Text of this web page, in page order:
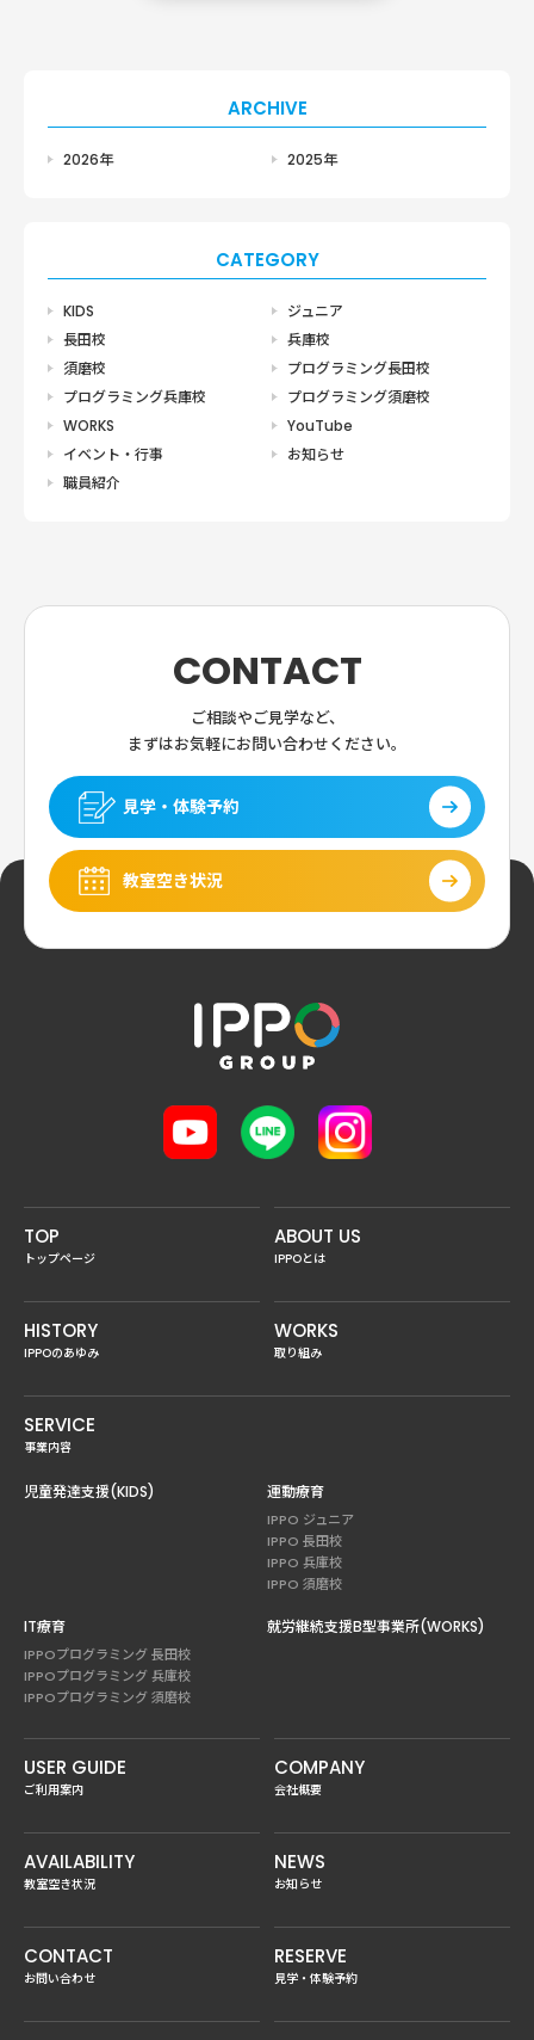
ARCHIVE
2026年 2025年
CATEGORY
KIDS
ジュニア
長田校
兵庫校
須磨校
プログラミング長田校
プログラミング兵庫校
プログラミング須磨校
WORKS
YouTube
イベント・行事
お知らせ
職員紹介
CONTACT
ご相談やご見学など、
まずはお気軽にお問い合わせください。
見学・体験予約
教室空き状況
TOP
トップページ
ABOUT US
IPPOとは
HISTORY
IPPOのあゆみ
WORKS
取り組み
SERVICE
事業内容
児童発達支援(KIDS) 運動療育
IPPO ジュニア
IPPO 長田校
IPPO 兵庫校
IPPO 須磨校
IT療育
IPPOプログラミング 長田校
IPPOプログラミング 兵庫校
IPPOプログラミング 須磨校
就労継続支援B型事業所(WORKS)
USER GUIDE
ご利用案内
COMPANY
会社概要
AVAILABILITY
教室空き状況
NEWS
お知らせ
CONTACT
お問い合わせ
RESERVE
見学・体験予約